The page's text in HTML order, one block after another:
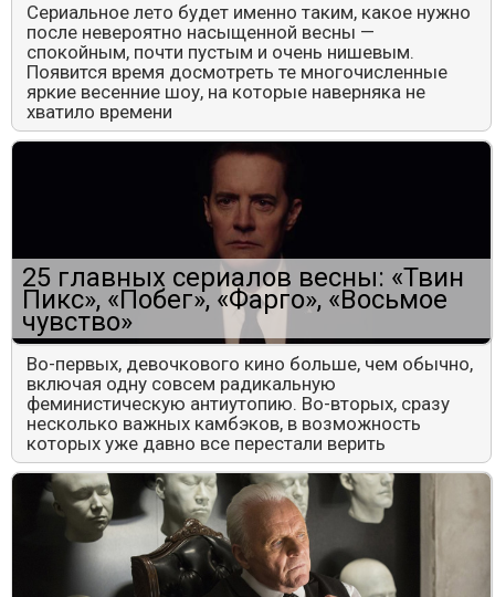
Сериальное лето будет именно таким, какое нужно
после невероятно насыщенной весны —
спокойным, почти пустым и очень нишевым.
Появится время досмотреть те многочисленные
яркие весенние шоу, на которые наверняка не
хватило времени
25 главных сериалов весны: «Твин
Пикс», «Побег», «Фарго», «Восьмое
чувство»
Во-первых, девочкового кино больше, чем обычно,
включая одну совсем радикальную
феминистическую антиутопию. Во-вторых, сразу
несколько важных камбэков, в возможность
которых уже давно все перестали верить